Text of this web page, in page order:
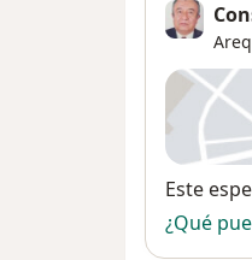
Este
¿Qué